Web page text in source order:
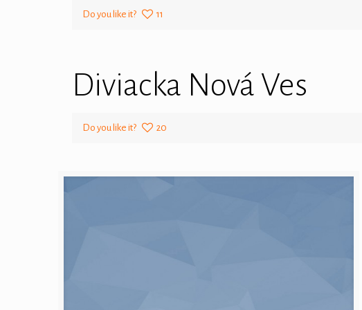
Do you like it? 11
Diviacka Nová Ves
Do you like it? 20